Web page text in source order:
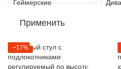
Применить
−17%